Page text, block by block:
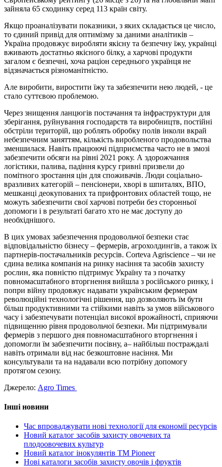
зайняла 65 сходинку серед 113 країн світу.
Якщо проаналізувати показники, з яких складається це число,
то єдиний привід для оптимізму за даними аналітиків –
Україна продовжує виробляти якісну та безпечну їжу, українці
вживають достатньо якісного білку, а харчові продукти
загалом є безпечні, хоча раціон середнього українця не
відзначається різноманітністю.
Але виробити, виростити їжу та забезпечити нею людей, - це
стало суттєвою проблемою.
Через знищення ланцюгів постачання та інфраструктури для
зберігання, руйнування господарств та виробництв, постійні
обстріли територій, що роблять обробку полів інколи вкрай
небезпечним заняттям, кількість виробленого продовольства
зменшилася. Навіть працюючі підприємства часто не в змозі
забезпечити обсяги на рівні 2021 року. А здорожчання
логістики, палива, падіння курсу гривні призвели до
помітного зростання цін для споживачів. Люди соціально-
вразливих категорій – пенсіонери, хворі в шпиталях, ВПО,
мешканці деокупованих та прифронтових областей тощо, не
можуть забезпечити свої харчові потреби без сторонньої
допомоги і в результаті багато хто не має доступу до
необхіднішого.
В цих умовах забезпечення продовольчої безпеки стає
відповідальністю бізнесу – фермерів, агрохолдингів, а також їх
партнерів-постачальників ресурсів. Corteva Agriscience – чи не
єдина велика компанія на ринку насіння та засобів захисту
рослин, яка повністю підтримує Україну та з початку
повномасштабного вторгнення вийшла з російського ринку, і
попри війну продовжує надавати українським фермерам
революційні технологічні рішення, що дозволяють їм бути
більш продуктивними та стійкими навіть за умов військового
часу і забезпечувати потенціал високої врожайності, сприяючи
підвищенню рівня продовольчої безпеки. Ми підтримували
фермерів з першого дня повномасштабного вторгнення і
допомогли їм забезпечити посівну, а– найбільш постраждалі
навіть отримали від нас безкоштовне насіння. Ми
консультували та на надавали всю потрібну допомогу
протягом сезону.
Джерело: Agro Times
Інші новини
Час впроваджувати нові технології для економії ресурсів
Новий каталог засобів захисту овочевих та
плодоовочевих культур
Новий каталог інокулянтів ТМ Pioneer
Нові каталоги засобів захисту овочів і фруктів